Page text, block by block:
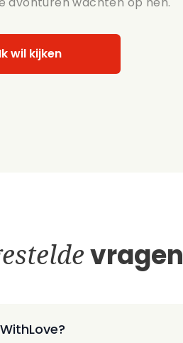
Ik wil kijken
vragen